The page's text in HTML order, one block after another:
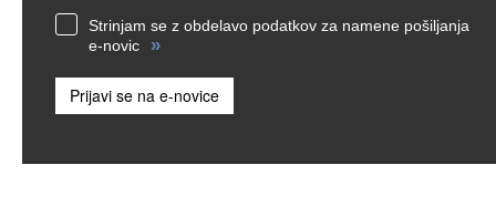
Strinjam se z obdelavo podatkov za namene pošiljanja
e-novic
»
Prijavi se na e-novice